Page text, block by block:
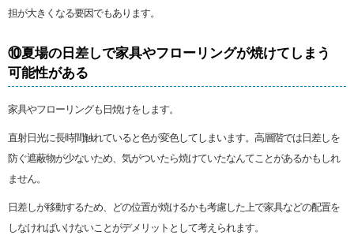
担が大きくなる要因でもあります。
⑩夏場の日差しで家具やフローリングが焼けてしまう
可能性がある
家具やフローリングも日焼けをします。
直射日光に長時間触れていると色が変色してしまいます。高層階では日差しを
防ぐ遮蔽物が少ないため、気がついたら焼けていたなんてことがあるかもしれ
ません。
日差しが移動するため、どの位置が焼けるかも考慮した上で家具などの配置を
しなければいけないことがデメリットとして考えられます。